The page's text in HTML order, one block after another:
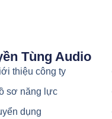
Tùng Audio
thiệu công ty
sơ năng lực
dụng